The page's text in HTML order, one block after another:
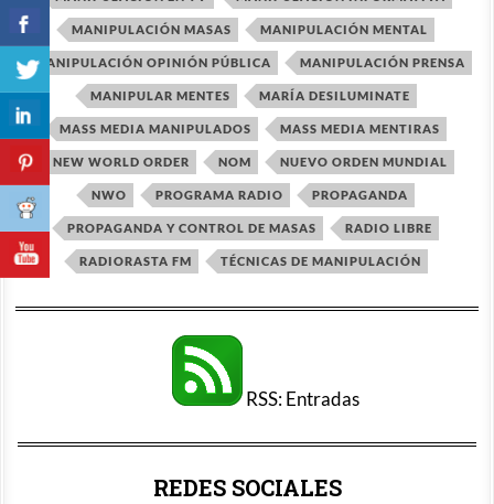
MANIPULACIÓN MASAS MANIPULACIÓN MENTAL
MANIPULACIÓN OPINIÓN PÚBLICA MANIPULACIÓN PRENSA
MANIPULAR MENTES MARÍA DESILUMINATE
MASS MEDIA MANIPULADOS MASS MEDIA MENTIRAS
NEW WORLD ORDER NOM NUEVO ORDEN MUNDIAL
NWO PROGRAMA RADIO PROPAGANDA
PROPAGANDA Y CONTROL DE MASAS RADIO LIBRE
RADIORASTA FM TÉCNICAS DE MANIPULACIÓN
RSS: Entradas
REDES SOCIALES